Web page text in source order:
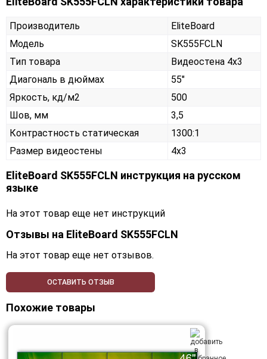
Производитель
EliteBoard
Модель
SK555FCLN
Тип товара
Видеостена 4х3
Диагональ в дюймах
55"
Яркость, кд/м2
500
Шов, мм
3,5
Контрастность статическая
1300:1
Размер видеостены
4x3
EliteBoard SK555FCLN инструкция на русском
языке
На этот товар еще нет инструкций
Отзывы на EliteBoard SK555FCLN
На этот товар еще нет отзывов.
ОСТАВИТЬ ОТЗЫВ
Похожие товары